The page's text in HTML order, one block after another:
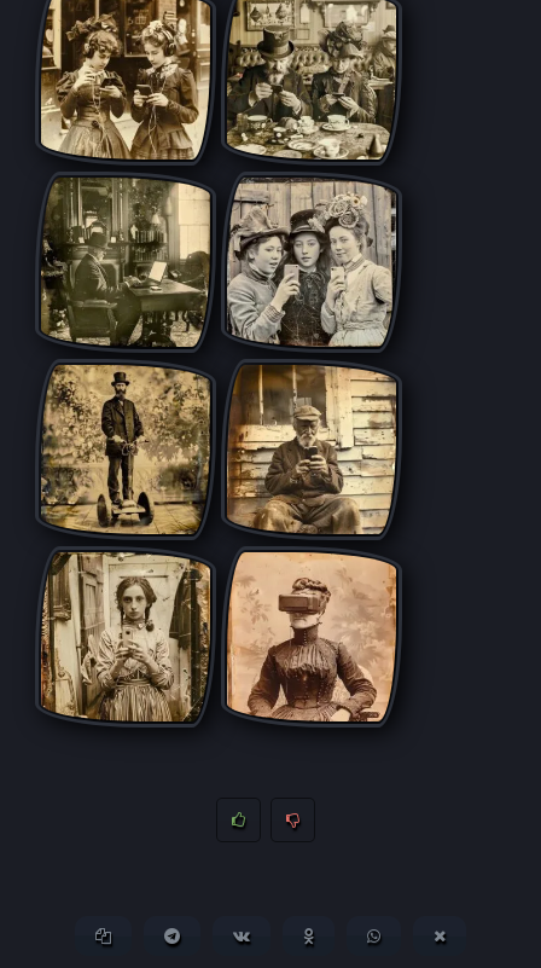
Копировать ссылкуПоделиться в Telegram
Поделиться ВКонтактеПоделиться в
Поделиться в